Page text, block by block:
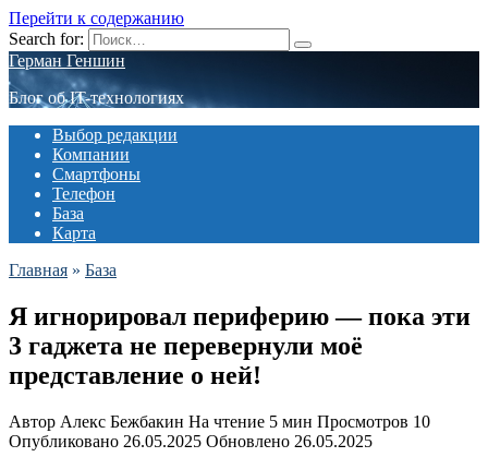
Перейти к содержанию
Search for:
Герман Геншин
Блог об IT-технологиях
Выбор редакции
Компании
Смартфоны
Телефон
База
Карта
Главная » База
Я игнорировал периферию — пока эти
3 гаджета не перевернули моё
представление о ней!
Автор Алекс Бежбакин На чтение 5 мин Просмотров 10
Опубликовано 26.05.2025 Обновлено 26.05.2025